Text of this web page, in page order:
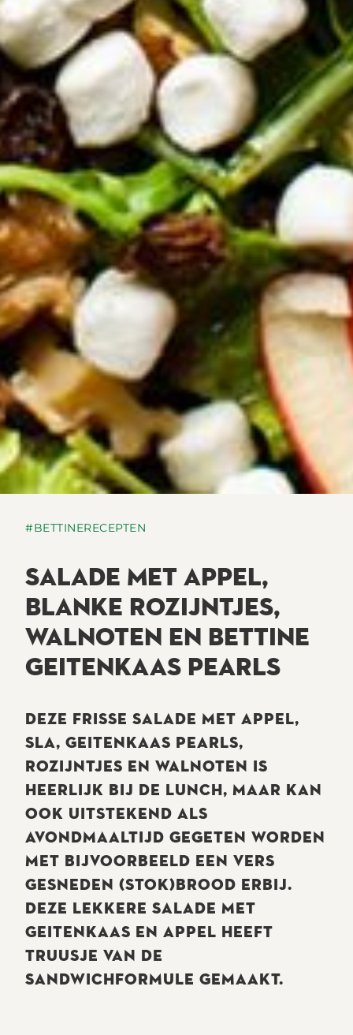
#BETTINERECEPTEN
SALADE MET APPEL,
BLANKE ROZIJNTJES,
WALNOTEN EN BETTINE
GEITENKAAS PEARLS
DEZE FRISSE SALADE MET APPEL,
SLA, GEITENKAAS PEARLS,
ROZIJNTJES EN WALNOTEN IS
HEERLIJK BIJ DE LUNCH, MAAR KAN
OOK UITSTEKEND ALS
AVONDMAALTIJD GEGETEN WORDEN
MET BIJVOORBEELD EEN VERS
GESNEDEN (STOK)BROOD ERBIJ.
DEZE LEKKERE SALADE MET
GEITENKAAS EN APPEL HEEFT
TRUUSJE VAN DE
SANDWICHFORMULE GEMAAKT.